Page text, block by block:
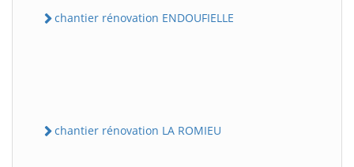
chantier rénovation ENDOUFIELLE
chantier rénovation LA ROMIEU